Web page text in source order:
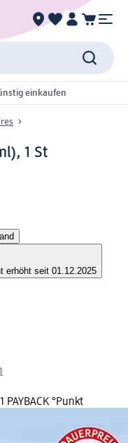
einkaufen
1 St
erhöht seit 01.12.2025
°Punkt